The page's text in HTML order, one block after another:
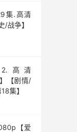
集.高清
战争】
高清
【剧情/
集】
【爱